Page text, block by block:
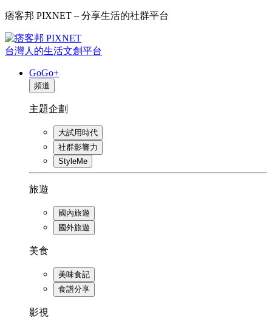
痞客邦 PIXNET – 分享生活的社群平台
台灣人的生活文創平台
GoGo+
頻道
主題企劃
大試用時代
社群影響力
StyleMe
旅遊
國內旅遊
國外旅遊
美食
美味食記
食譜分享
影視